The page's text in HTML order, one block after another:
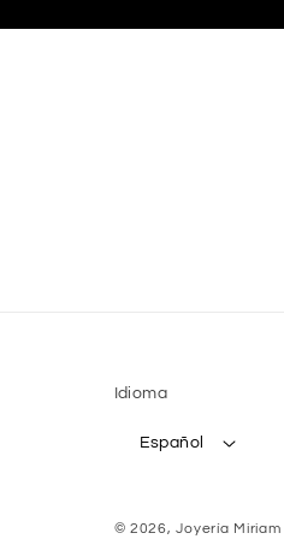
Idioma
Español
© 2026,Joyería Miriam